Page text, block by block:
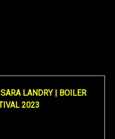
LANDRY | BOILER
2023